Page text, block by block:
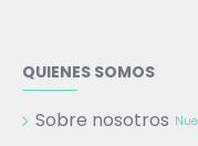
QUIENES SOMOS
Sobre nosotros